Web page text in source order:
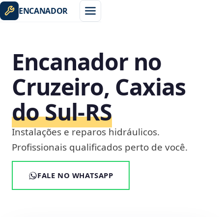
ENCANADOR
Encanador no
Cruzeiro, Caxias
do Sul‑RS
Instalações e reparos hidráulicos.
Profissionais qualificados perto de você.
FALE NO WHATSAPP